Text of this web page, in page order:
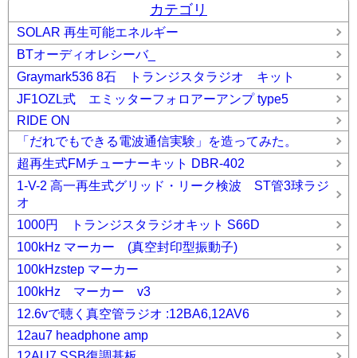
カテゴリ
SOLAR 再生可能エネルギー
BTオーディオレシーバ_
Graymark536 8石 トランジスタラジオ キット
JF1OZL式 エミッターフォロアーアンプ type5
RIDE ON
「だれでもできる電波通信実験」を造ってみた。
超再生式FMチューナーキット DBR-402
1-V-2 高一再生式グリッド・リーク検波 ST管3球ラジ
オ
1000円 トランジスタラジオキット S66D
100kHz マーカー (真空封印型振動子)
100kHzstep マーカー
100kHz マーカー v3
12.6vで聴く真空管ラジオ :12BA6,12AV6
12au7 headphone amp